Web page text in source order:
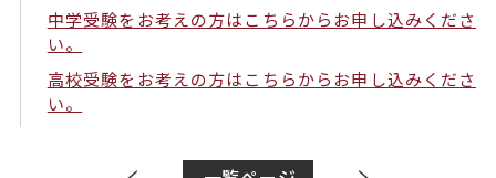
中学受験をお考えの方はこちらからお申し込みくださ
い。
高校受験をお考えの方はこちらからお申し込みくださ
い。